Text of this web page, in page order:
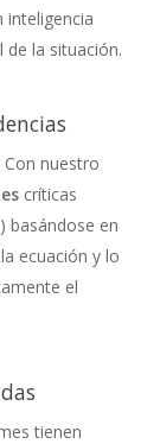
inteligencia
la situación.
nuestro
críticas
basándose en
ecuación y lo
el
tienen